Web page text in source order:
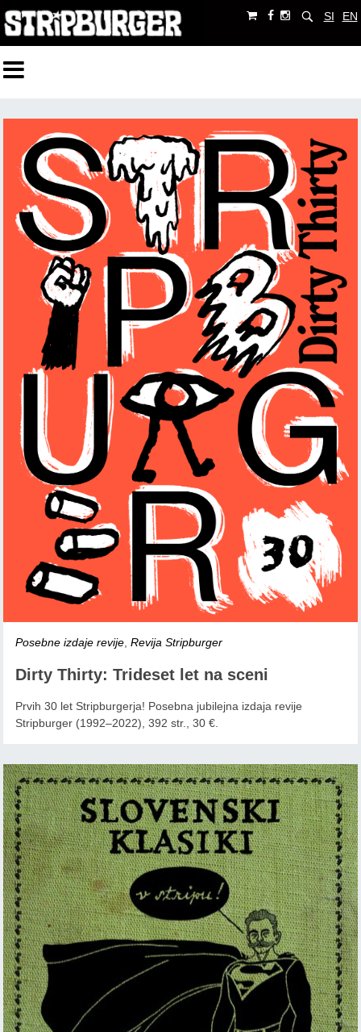
SI EN
Posebne izdaje revije,Revija Stripburger
Dirty Thirty: Trideset let na sceni
Prvih 30 let Stripburgerja! Posebna jubilejna izdaja revije
Stripburger (1992–2022), 392 str., 30 €.